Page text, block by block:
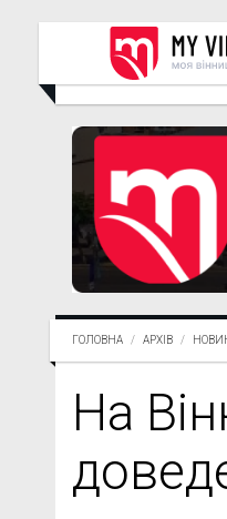
ГОЛОВНА АРХІВ
На